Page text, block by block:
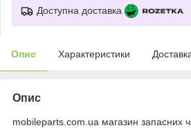
Доступна доставка
Опис Характеристики
Опис
mobileparts.com.ua магазин запасних